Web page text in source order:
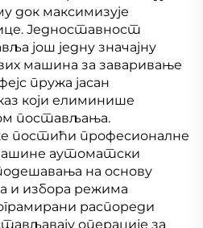
док максимизује
Једноставност
још једну значајну
машина за заваривање
пружа јасан
који елиминише
постављања.
постићи професионалне
аутоматски
на основу
и избора режима
распореди
операције за